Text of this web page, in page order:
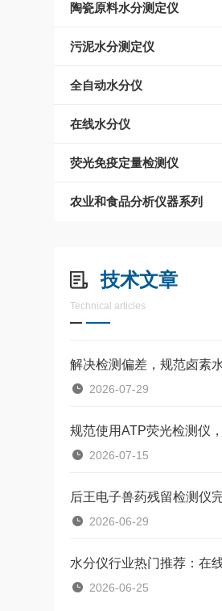
陶瓷原料水分测定仪
污泥水分测定仪
全自动水分仪
在线水分仪
荧光免疫定量检测仪
农业和食品分析仪器系列
技术文章
Technical articles
2026-07-29
2026-07-15
2026-06-29
2026-06-25